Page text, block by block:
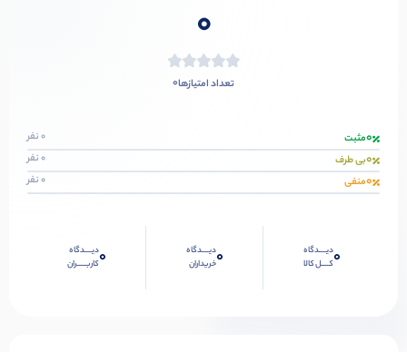
0
تعداد امتیازها0
0مثبت 0 نفر
0بی طرف 0 نفر
0منفی 0 نفر
0دیــــدگاه
کــــل کالا
0دیــــدگاه
خریداران
0دیــــدگاه
کاربـــــران